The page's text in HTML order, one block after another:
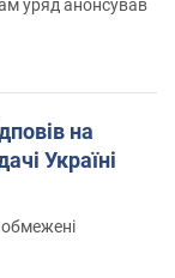
уряд анонсував
на
Україні